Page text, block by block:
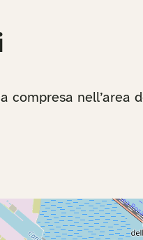
compresa nell’area